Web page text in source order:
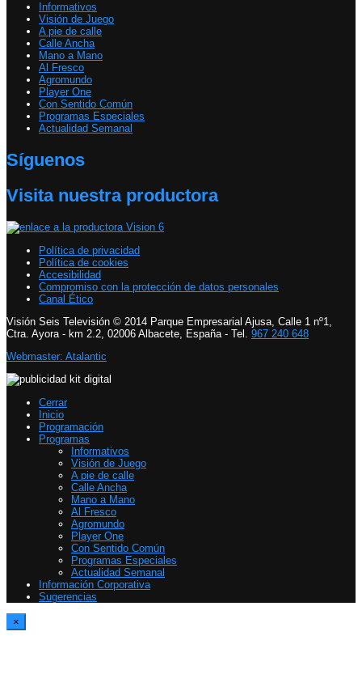
Informativos
Visión de Juego
A pie de calle
Calle Ancha
Mano a Mano
Al Fresco
Agromundo
Player One
Con Sentido Común
Programas Especiales
Actualidad Semanal
Síguenos
Visita nuestra productora
Política de privacidad
Política de cookies
Accesibilidad
Compromiso con la protección de datos personales
Canal Ético
Visión Seis Televisión © 2014 Parque Empresarial Ajusa, Calle 1 nº1,
Ctra. Ayora - km 2.2, 02006 Albacete, España - Tel. 967 240 648
Webmaster: Atalantic
Cerrar
Inicio
Programación
Programas
Informativos
Visión de Juego
A pie de calle
Calle Ancha
Mano a Mano
Al Fresco
Agromundo
Player One
Con Sentido Común
Programas Especiales
Actualidad Semanal
Información Corporativa
Sugerencias
×